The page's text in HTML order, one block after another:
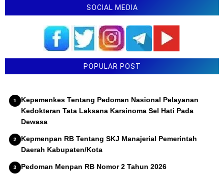
SOCIAL MEDIA
POPULAR POST
Kepemenkes Tentang Pedoman Nasional Pelayanan
Kedokteran Tata Laksana Karsinoma Sel Hati Pada
Dewasa
Kepmenpan RB Tentang SKJ Manajerial Pemerintah
Daerah Kabupaten/Kota
Pedoman Menpan RB Nomor 2 Tahun 2026